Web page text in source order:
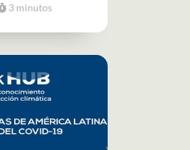
3 minutos